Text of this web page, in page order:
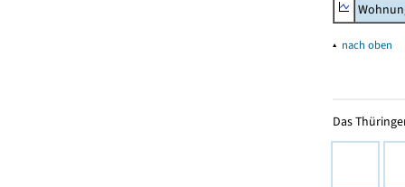
▴ nach oben
Das